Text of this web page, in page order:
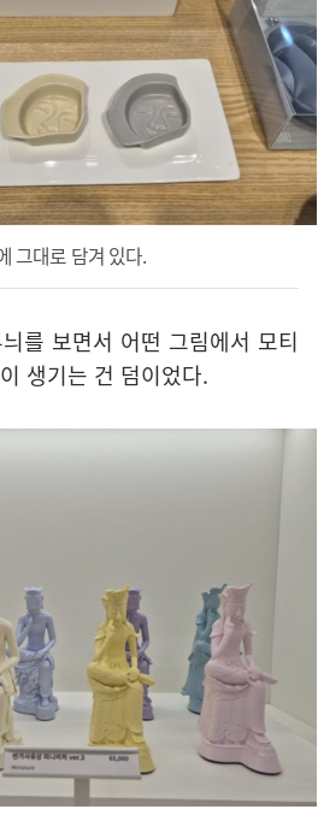
그대로 담겨 있다.
를 보면서 어떤 그림에서 모티
생기는 건 덤이었다.